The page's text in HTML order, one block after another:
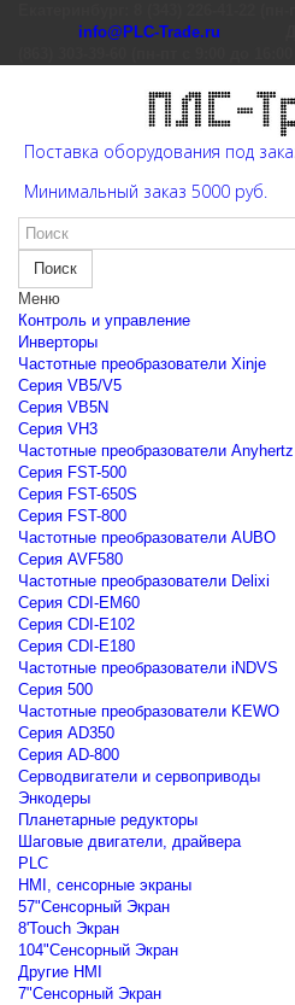
info@PLC-Trade.ru
Поставка оборудования под
Минимальный заказ 5000 руб.
Поиск
Меню
Контроль и управление
Инверторы
Частотные преобразователи Xinje
Cерия VB5/V5
Cерия VB5N
Cерия VH3
Частотные преобразователи
Серия FST-500
Серия FST-650S
Серия FST-800
Частотные преобразователи AUBO
Серия AVF580
Частотные преобразователи Delixi
Серия CDI-EM60
Серия CDI-E102
Серия CDI-E180
Частотные преобразователи iNDVS
Серия 500
Частотные преобразователи KEWO
Серия AD350
Серия AD-800
Серводвигатели и сервоприводы
Энкодеры
Планетарные редукторы
Шаговые двигатели, драйвера
PLC
HMI, сенсорные экраны
57"Сенсорный Экран
8'Touch Экран
104"Сенсорный Экран
Другие HMI
7"Сенсорный Экран